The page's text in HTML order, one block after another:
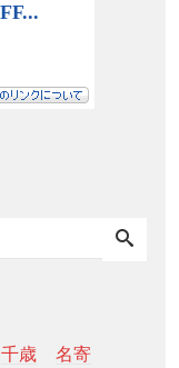
千歳
名寄